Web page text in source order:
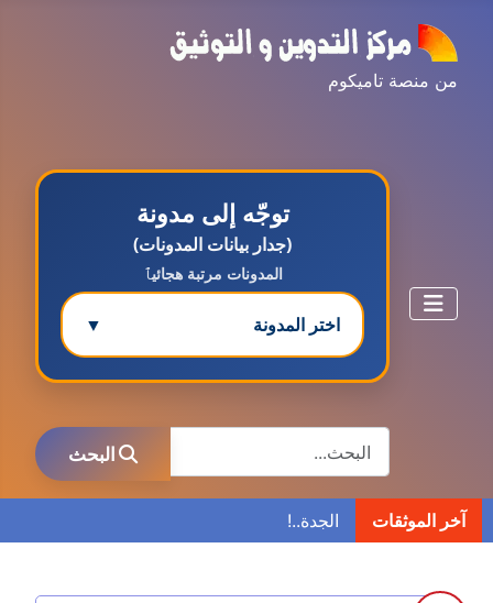
من منصة تاميكوم
توجّه إلى مدونة
(جدار بيانات المدونات)
المدونات مرتبة هجائيٱ
اختر المدونة ▼
مدونة ابراهيم البراعم
عاملة
البحث
البحث
آخر الموثقات